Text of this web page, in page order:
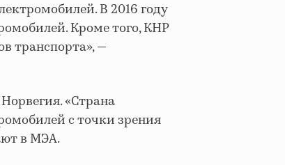
В 2016 году
Кроме того, КНР
транспорта», —
«Страна
с точки зрения
в МЭА.